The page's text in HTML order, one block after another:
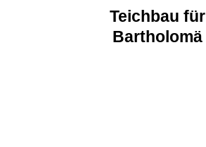
Teichbau für
Bartholomä